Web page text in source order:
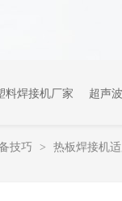
料焊接机厂家 超声
技巧 > 热板焊接机